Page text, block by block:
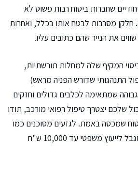
שחברות ביטוח רבות פשוט לא
מסרבות לבטח אותו בכלל, ואחרות
את הנייר שהם כתובים עליו.
המקיף שלה למחלות תורשתיות,
התנהגותי שדורש הפניה מראש)
שמתאימה לכלבים גדולים וחזקים
שלכם יצטרך טיפול רפואי מורכב, תודו
שמכסה באמת. לגזעים מסוכנים כמו
פיטבול, כיסוי צד ג\' מוגבל לייעוץ משפטי עד 10,000 ש"ח